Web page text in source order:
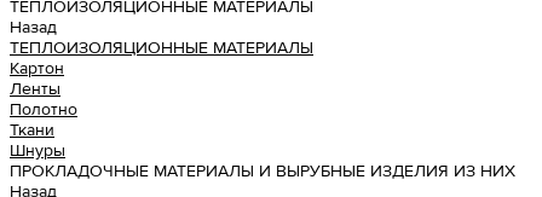
ТЕПЛОИЗОЛЯЦИОННЫЕ МАТЕРИАЛЫ
Назад
ТЕПЛОИЗОЛЯЦИОННЫЕ МАТЕРИАЛЫ
Картон
Ленты
Полотно
Ткани
Шнуры
ПРОКЛАДОЧНЫЕ МАТЕРИАЛЫ И ВЫРУБНЫЕ ИЗДЕЛИЯ ИЗ НИХ
Назад